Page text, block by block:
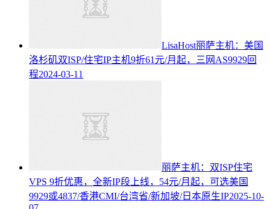
LisaHost丽萨主机：美国
洛杉矶双ISP/住宅IP主机9折61元/月起，三网AS9929回
程2024-03-11
丽萨主机：双ISP住宅
VPS 9折优惠，全新IP段上线，54元/月起，可选美国
9929或4837/香港CMI/台湾省/新加坡/日本原生IP2025-10-